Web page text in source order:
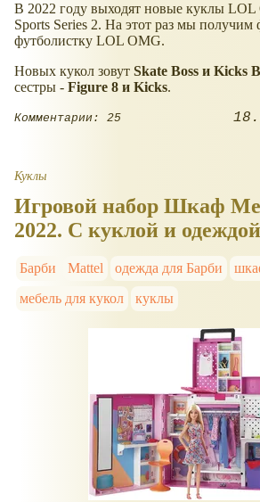
В 2022 году выходят новые куклы
Sports Series 2. На этот раз мы получим
футболистку LOL OMG.
Новых кукол зовут Skate Boss и Kicks
сестры - Figure 8 и Kicks.
Комментарии: 25
Куклы
Игровой набор Шкаф
2022. С куклой и
Барби Mattel одежда для Барби
мебель для кукол
куклы